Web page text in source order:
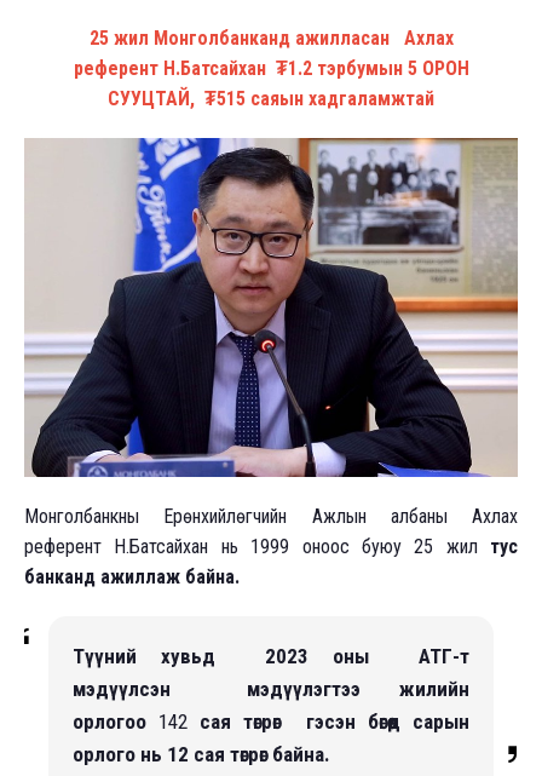
25 жил Монголбанканд ажилласан Ахлах
референт Н.Батсайхан ₮1.2 тэрбумын 5 ОРОН
СУУЦТАЙ, ₮515 саяын хадгаламжтай
Монголбанкны Ерөнхийлөгчийн Ажлын албаны Ахлах
референт Н.Батсайхан нь 1999 оноос буюу 25 жил тус
банканд ажиллаж байна.
Түүний хувьд 2023 оны АТГ-т
мэдүүлсэн мэдүүлэгтээ жилийн
орлогоо 142 сая төгрөг гэсэн бөгөөд сарын
орлого нь 12 сая төгрөг байна.